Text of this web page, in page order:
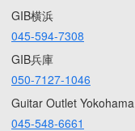
GIB横浜
045-594-7308
GIB兵庫
050-7127-1046
Guitar Outlet Yokohama
045-548-6661